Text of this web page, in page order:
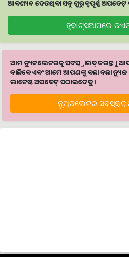
ଆବଶ୍ୟକ ହେଉଥିବା ସବୁ ଗୁରୁତ୍ବପୂର୍ଣ୍ଣ ଅପଡେଟ୍‌
ହ୍ବାଟ୍ସଆପରେ
ଆମ ନ୍ୟୁଜଲେଟରକୁ ସବସ୍କ୍ରାଇବ୍ କରନ୍ତୁ ।
ବାଛିବେ ଏବଂ ଆମେ ଆପଣଙ୍କୁ ବଛା ବଛା
ଲାଟେଷ୍ଟ ଅପଡେଟ୍‌ ପଠାଇଦେବୁ ।
ନ୍ୟୁଜଲେଟର